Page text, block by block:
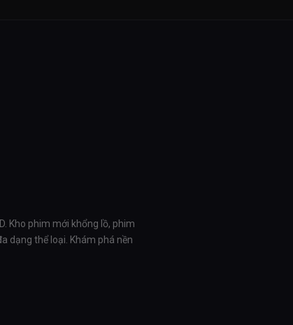
Kho phim mới khổng lồ, phim
dạng thể loại. Khám phá nền